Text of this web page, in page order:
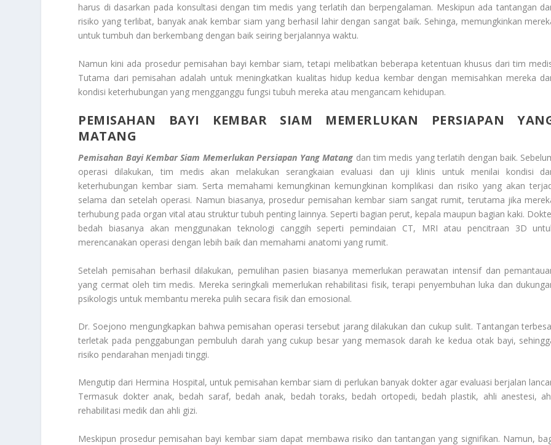
harus di dasarkan pada konsultasi dengan tim medis yang terlatih dan berpengalaman. Meskipun ada tantangan
risiko yang terlibat, banyak anak kembar siam yang berhasil lahir dengan sangat baik. Sehinga, memungkinkan
untuk tumbuh dan berkembang dengan baik seiring berjalannya waktu.
Namun kini ada prosedur pemisahan bayi kembar siam, tetapi melibatkan beberapa ketentuan khusus dari tim
Tutama dari pemisahan adalah untuk meningkatkan kualitas hidup kedua kembar dengan memisahkan mereka
kondisi keterhubungan yang mengganggu fungsi tubuh mereka atau mengancam kehidupan.
PEMISAHAN BAYI KEMBAR SIAM MEMERLUKAN PERSIAPAN
MATANG
Pemisahan Bayi Kembar Siam Memerlukan Persiapan Yang Matang dan tim medis yang terlatih dengan baik.
operasi dilakukan, tim medis akan melakukan serangkaian evaluasi dan uji klinis untuk menilai kondisi
keterhubungan kembar siam. Serta memahami kemungkinan kemungkinan komplikasi dan risiko yang akan
selama dan setelah operasi. Namun biasanya, prosedur pemisahan kembar siam sangat rumit, terutama jika
terhubung pada organ vital atau struktur tubuh penting lainnya. Seperti bagian perut, kepala maupun bagian kaki.
bedah biasanya akan menggunakan teknologi canggih seperti pemindaian CT, MRI atau pencitraan 3D
merencanakan operasi dengan lebih baik dan memahami anatomi yang rumit.
Setelah pemisahan berhasil dilakukan, pemulihan pasien biasanya memerlukan perawatan intensif dan
yang cermat oleh tim medis. Mereka seringkali memerlukan rehabilitasi fisik, terapi penyembuhan luka dan
psikologis untuk membantu mereka pulih secara fisik dan emosional.
Dr. Soejono mengungkapkan bahwa pemisahan operasi tersebut jarang dilakukan dan cukup sulit. Tantangan
terletak pada penggabungan pembuluh darah yang cukup besar yang memasok darah ke kedua otak bayi,
risiko pendarahan menjadi tinggi.
Mengutip dari Hermina Hospital, untuk pemisahan kembar siam di perlukan banyak dokter agar evaluasi berjalan
Termasuk dokter anak, bedah saraf, bedah anak, bedah toraks, bedah ortopedi, bedah plastik, ahli anestesi,
rehabilitasi medik dan ahli gizi.
Meskipun prosedur pemisahan bayi kembar siam dapat membawa risiko dan tantangan yang signifikan. Namun,